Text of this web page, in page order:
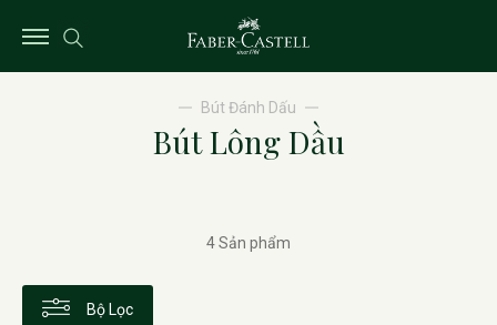
Bút Đánh Dấu
Bút Lông Dầu
Bộ Lọc
4 Sản phẩm